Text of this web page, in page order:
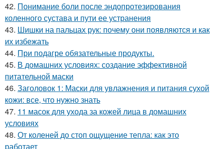
42. Понимание боли после эндопротезирования
коленного сустава и пути ее устранения
43. Шишки на пальцах рук: почему они появляются и как
их избежать
44. При подагре обязательные продукты.
45. В домашних условиях: создание эффективной
питательной маски
46. Заголовок 1: Маски для увлажнения и питания сухой
кожи: все, что нужно знать
47. 11 масок для ухода за кожей лица в домашних
условиях
48. От коленей до стоп ощущение тепла: как это
работает